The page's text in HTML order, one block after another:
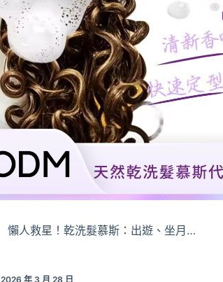
懶人救星！乾洗髮慕斯：出遊、坐月…
2026 年 3 月 28 日